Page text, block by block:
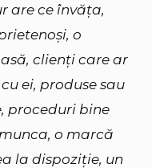
are ce învăța,
o
clienți care ar
ei, produse sau
proceduri bine
o marcă
la dispoziție, un